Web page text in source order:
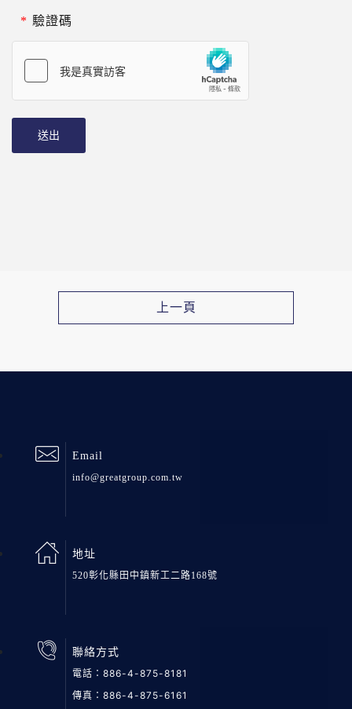
* 驗證碼
送出
上一頁
Email
info@greatgroup.com.tw
地址
520彰化縣田中鎮新工二路168號
聯絡方式
電話： 886-4-875-8181
傳真：886-4-875-6161